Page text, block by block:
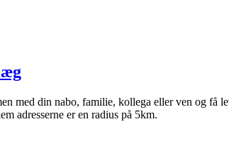
med din nabo, familie, kollega eller ven og få
adresserne er en radius på 5km.